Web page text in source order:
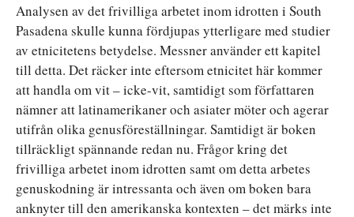
Analysen av det frivilliga arbetet inom idrotten i South
Pasadena skulle kunna fördjupas ytterligare med studier
av etnicitetens betydelse. Messner använder ett kapitel
till detta. Det räcker inte eftersom etnicitet här kommer
att handla om vit – icke-vit, samtidigt som författaren
nämner att latinamerikaner och asiater möter och agerar
utifrån olika genusföreställningar. Samtidigt är boken
tillräckligt spännande redan nu. Frågor kring det
frivilliga arbetet inom idrotten samt om detta arbetes
genuskodning är intressanta och även om boken bara
anknyter till den amerikanska kontexten – det märks inte